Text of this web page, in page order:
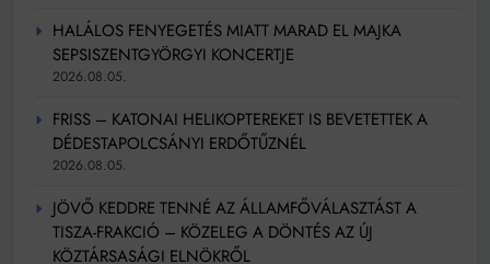
HALÁLOS FENYEGETÉS MIATT MARAD EL MAJKA
SEPSISZENTGYÖRGYI KONCERTJE
2026.08.05.
FRISS – KATONAI HELIKOPTEREKET IS BEVETETTEK A
DÉDESTAPOLCSÁNYI ERDŐTŰZNÉL
2026.08.05.
JÖVŐ KEDDRE TENNÉ AZ ÁLLAMFŐVÁLASZTÁST A
TISZA-FRAKCIÓ – KÖZELEG A DÖNTÉS AZ ÚJ
KÖZTÁRSASÁGI ELNÖKRŐL